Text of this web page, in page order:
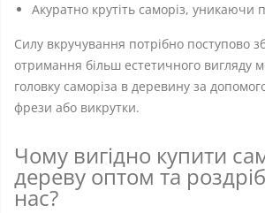
Акуратно крутіть саморіз, уникаючи
Силу вкручування потрібно поступово
отримання більш естетичного вигляду
головку саморіза в деревину за
фрези або викрутки.
Чому вигідно купити
дереву оптом та
нас?